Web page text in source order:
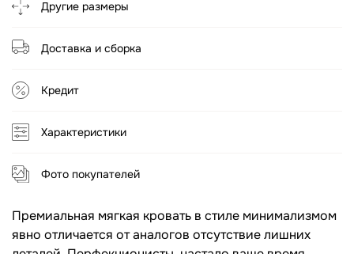
Другие размеры
Доставка и сборка
Кредит
Характеристики
Фото покупателей
Премиальная мягкая кровать в стиле минимализмом
явно отличается от аналогов отсутствие лишних
Спальные гарнитуры
Прикроватные тумбы
Туалетные столики
Товары для сна
Подушки